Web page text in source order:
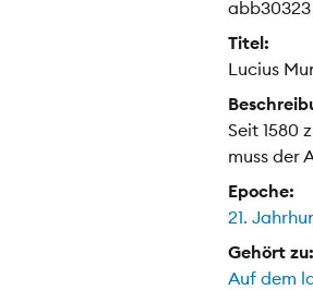
abb30323
Titel:
Lucius
Seit 1580
muss der
Epoche:
21.
Gehört zu:
Auf dem